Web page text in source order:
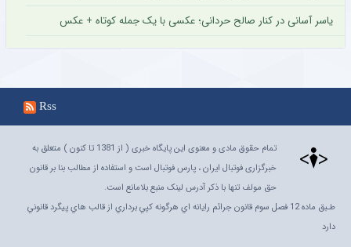
یاسر آسانی در کنار صالح حردانی؛ عکسی با یک جمله کوتاه + عکس
Rss
تمام حقوق مادی و معنوی این پایگاه خبری ( از 1381 تا کنون ) متعلق به
خبرگزاری فوتبال ایران ، پارس فوتبال است و استفاده از مطالب بنا بر قانون
حق مولف تنها با ذکر آدرس لینک منبع بلامانع است.
طـبق ماده 12 فصل سوم قانون جرائم رايانه اي هرگونه کپي برداري از قالب هاي پيگرد قانوني
دارد